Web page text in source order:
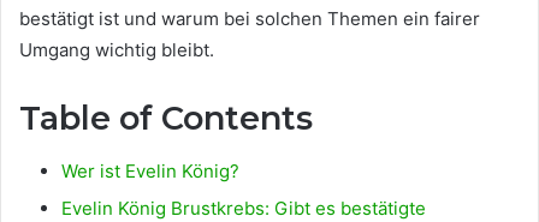
bestätigt ist und warum bei solchen Themen ein fairer
Umgang wichtig bleibt.
Table of Contents
Wer ist Evelin König?
Evelin König Brustkrebs: Gibt es bestätigte